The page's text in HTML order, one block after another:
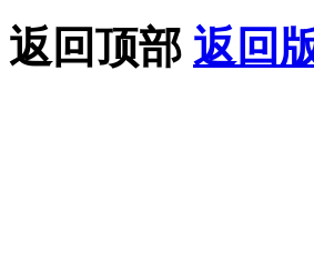
返回顶部 返回